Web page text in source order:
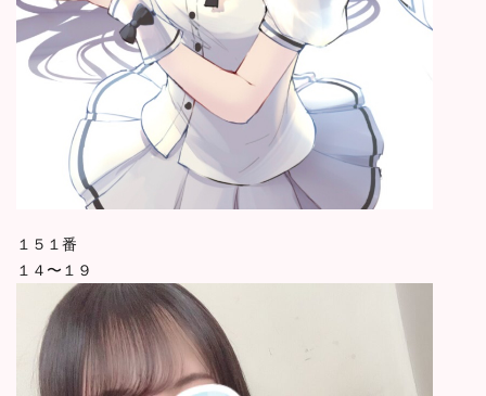
１５１番
１４〜１９